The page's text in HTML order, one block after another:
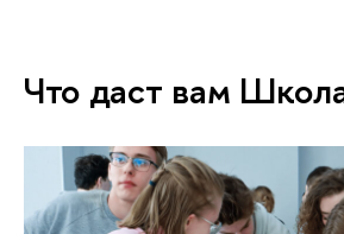
Что даст вам